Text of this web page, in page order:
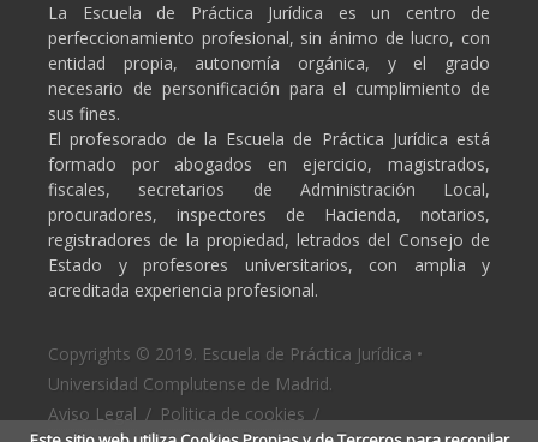
La Escuela de Práctica Jurídica es un centro de
perfeccionamiento profesional, sin ánimo de lucro, con
entidad propia, autonomía orgánica, y el grado
necesario de personificación para el cumplimiento de
sus fines.
El profesorado de la Escuela de Práctica Jurídica está
formado por abogados en ejercicio, magistrados,
fiscales, secretarios de Administración Local,
procuradores, inspectores de Hacienda, notarios,
registradores de la propiedad, letrados del Consejo de
Estado y profesores universitarios, con amplia y
acreditada experiencia profesional.
Copyrights © 2019. Escuela de Práctica Jurídica •
Universidad Complutense de Madrid.
Aviso Legal / Politica de cookies /